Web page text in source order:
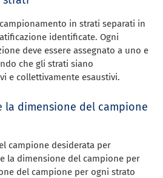
in strati separati in
identificate. Ogni
deve essere assegnato a uno e
che gli strati siano
e collettivamente esaustivi.
la dimensione del campione
campione desiderata per
la dimensione del campione per
del campione per ogni strato